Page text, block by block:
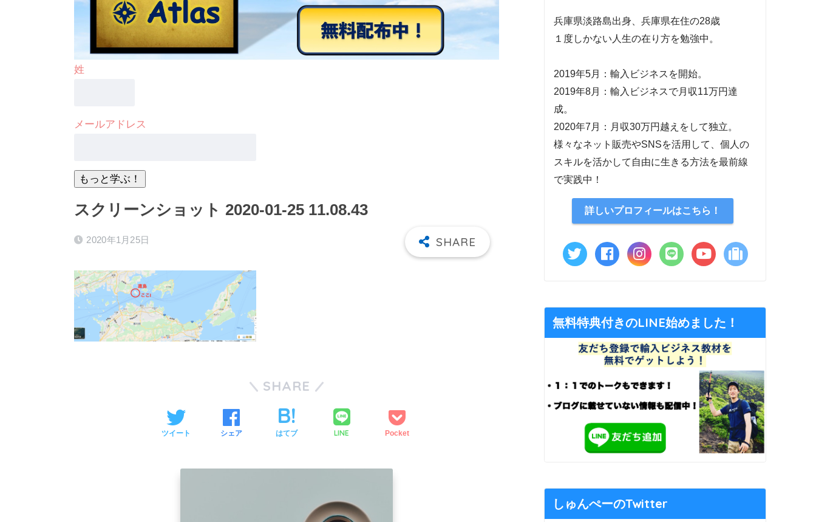
姓
メールアドレス
スクリーンショット 2020-01-25 11.08.43
2020年1月25日
SHARE
ツイート シェア はてブ LINE Pocket
兵庫県淡路島出身、兵庫県在住の28歳
１度しかない人生の在り方を勉強中。
2019年5月：輸入ビジネスを開始。
2019年8月：輸入ビジネスで月収11万円達
成。
2020年7月：月収30万円越えをして独立。
様々なネット販売やSNSを活用して、個人の
スキルを活かして自由に生きる方法を最前線
で実践中！
詳しいプロフィールはこちら！
無料特典付きのLINE始めました！
しゅんぺーのTwitter